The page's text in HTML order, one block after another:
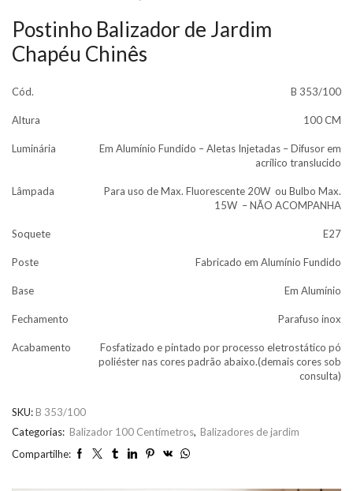
Postinho Balizador de Jardim
Chapéu Chinês
Cód. B 353/100
Altura 100 CM
Luminária
Em Alumínio Fundido – Aletas Injetadas – Difusor em
acrílico translucido
Lâmpada
Para uso de Max. Fluorescente 20W ou Bulbo Max.
15W – NÃO ACOMPANHA
Soquete E27
Poste Fabricado em Alumínio Fundido
Base Em Alumínio
Fechamento Parafuso inox
Acabamento
Fosfatizado e pintado por processo eletrostático pó
poliéster nas cores padrão abaixo.(demais cores sob
consulta)
SKU: B 353/100
Categorias: Balizador 100 Centímetros, Balizadores de jardim
Compartilhe: